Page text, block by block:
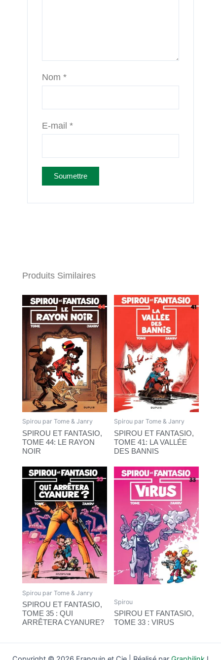
Nom*
E-mail*
Produits Similaires
Spirou par Tome & Janry
SPIROU ET FANTASIO,
TOME 44: LE RAYON
NOIR
Spirou par Tome & Janry
SPIROU ET FANTASIO,
TOME 41: LA VALLÉE
DES BANNIS
Spirou par Tome & Janry
SPIROU ET FANTASIO,
TOME 35 : QUI
ARRÊTERA CYANURE?
Spirou
SPIROU ET FANTASIO,
TOME 33 : VIRUS